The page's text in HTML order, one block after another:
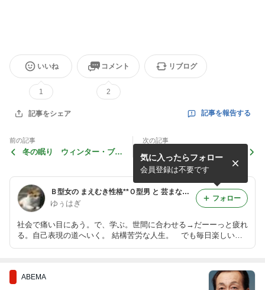
いいね
1
コメント
2
リブログ
記事をシェア 記事を報告する
前の記事
冬の眠り ウィンター・ブル
次の記事
食卓に 一度も上らなかった
食物
Ｂ型女の まえむき性格**Ｏ型男 と 芸まなびせいかつ
ゆぅはぎ
社会で痛い目にあう。で、学ぶ。世間に合わせる→だーーっと疲れ
る。自己表現の道へいく。 結構苦労な人生。 でも毎日楽しい。
気に入ったらフォロー
会員登録は不要です
フォロー
ABEMA